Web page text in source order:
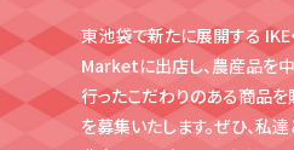
東池袋で新たに展開する
Marketに出店し、農産品を
行ったこだわりのある商品
を募集いたします。ぜひ、私達